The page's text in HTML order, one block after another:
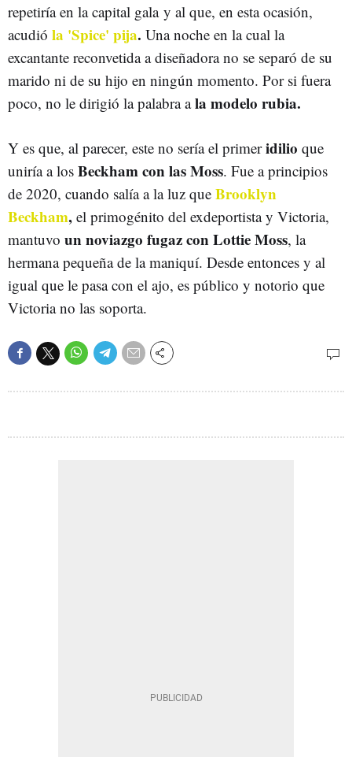
repetiría en la capital gala y al que, en esta ocasión,
acudió la 'Spice' pija. Una noche en la cual la
excantante reconvetida a diseñadora no se separó de su
marido ni de su hijo en ningún momento. Por si fuera
poco, no le dirigió la palabra ala modelo rubia.
Y es que, al parecer, este no sería el primeridilio que
uniría a los Beckham con las Moss. Fue a principios
de 2020, cuando salía a la luz que Brooklyn
Beckham, el primogénito del exdeportista y Victoria,
mantuvo un noviazgo fugaz con Lottie Moss, la
hermana pequeña de la maniquí. Desde entonces y al
igual que le pasa con el ajo, es público y notorio que
Victoria no las soporta.